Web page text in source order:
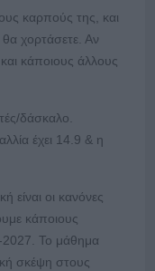
καρπούς της, και
χορτάσετε. Αν
κάποιους άλλους
δάσκαλο.
έχει 14.9 & η
οι κανόνες
κάποιους
2027. Το μάθημα
σκέψη στους